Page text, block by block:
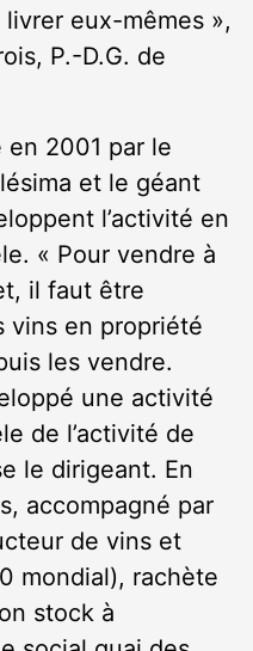
eux-mêmes »,
P.-D.G. de
2001 par le
et le géant
l’activité en
« Pour vendre à
il faut être
vins en propriété
les vendre.
une activité
de l’activité de
le dirigeant. En
accompagné par
de vins et
mondial), rachète
stock à